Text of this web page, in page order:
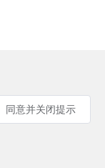
同意并关闭提示